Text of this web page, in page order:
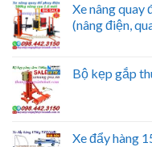
Xe nâng
(nâng điện,
Bộ kẹp gắp
Xe đẩy hàng